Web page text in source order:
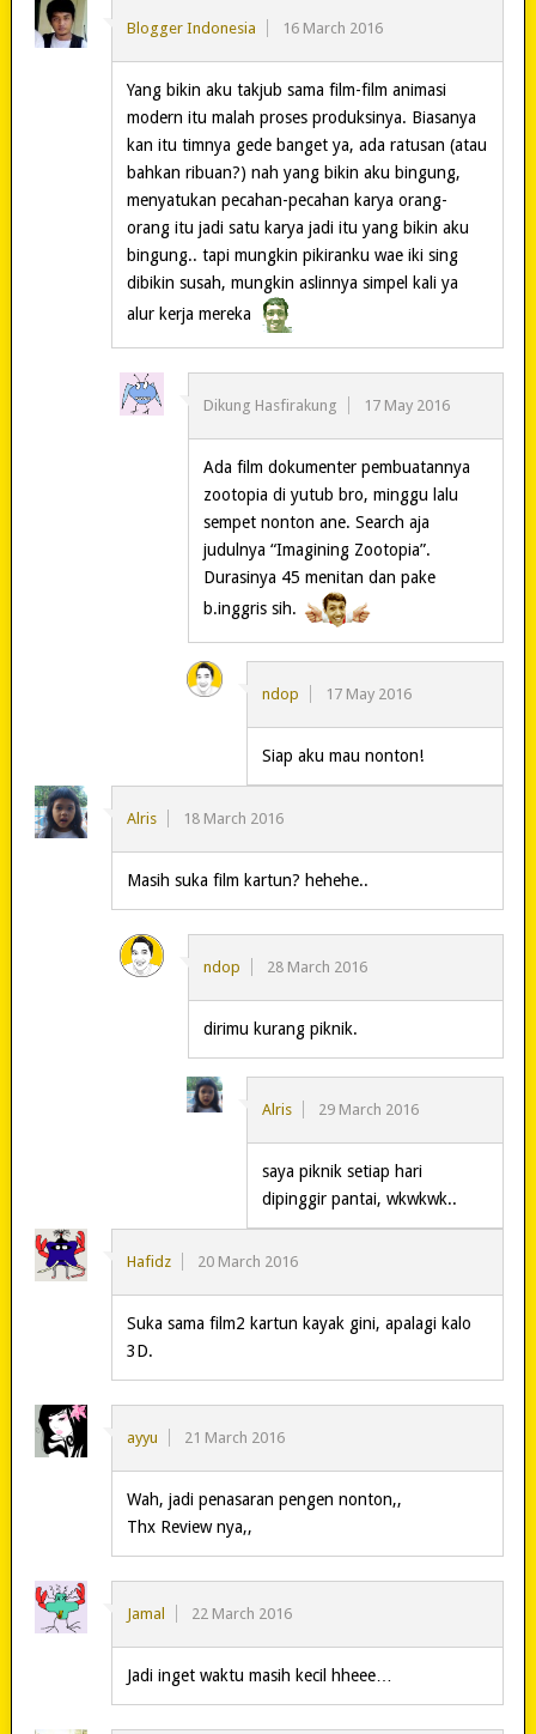
Blogger Indonesia 16 March 2016
Yang bikin aku takjub sama film-film animasi
modern itu malah proses produksinya. Biasanya
kan itu timnya gede banget ya, ada ratusan (atau
bahkan ribuan?) nah yang bikin aku bingung,
menyatukan pecahan-pecahan karya orang-
orang itu jadi satu karya jadi itu yang bikin aku
bingung.. tapi mungkin pikiranku wae iki sing
dibikin susah, mungkin aslinnya simpel kali ya
alur kerja mereka
Dikung Hasfirakung 17 May 2016
Ada film dokumenter pembuatannya
zootopia di yutub bro, minggu lalu
sempet nonton ane. Search aja
judulnya “Imagining Zootopia”.
Durasinya 45 menitan dan pake
b.inggris sih.
ndop 17 May 2016
Siap aku mau nonton!
Alris 18 March 2016
Masih suka film kartun? hehehe..
ndop 28 March 2016
dirimu kurang piknik.
Alris 29 March 2016
saya piknik setiap hari
dipinggir pantai, wkwkwk..
Hafidz 20 March 2016
Suka sama film2 kartun kayak gini, apalagi kalo
3D.
ayyu 21 March 2016
Wah, jadi penasaran pengen nonton,,
Thx Review nya,,
Jamal 22 March 2016
Jadi inget waktu masih kecil hheee…